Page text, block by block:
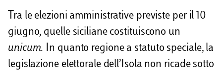
d
Tra le elezioni amministrative previste per il 10
giugno, quelle siciliane costituiscono un
unicum. In quanto regione a statuto speciale, la
legislazione elettorale dell’Isola non ricade sotto